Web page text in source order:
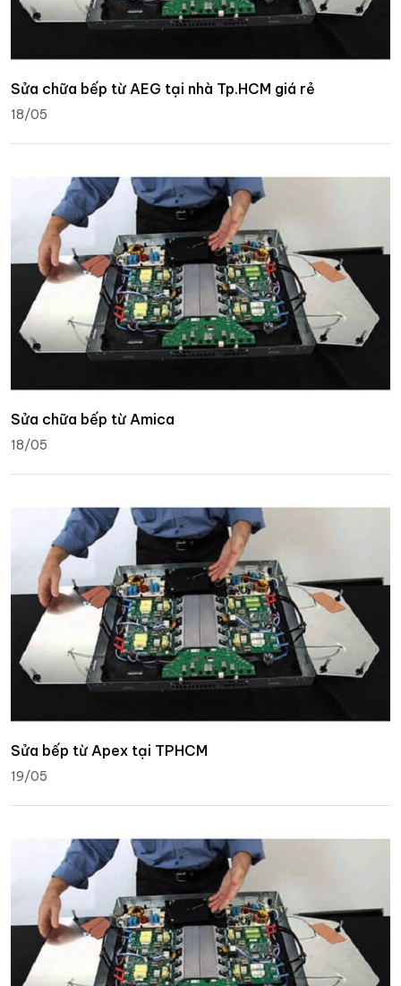
Sửa chữa bếp từ AEG tại nhà Tp.HCM giá rẻ
18/05
Sửa chữa bếp từ Amica
18/05
Sửa bếp từ Apex tại TPHCM
19/05